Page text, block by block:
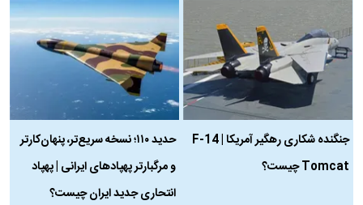
جنگنده شکاری رهگیر آمریکا | F-14
Tomcat چیست؟
حدید ۱۱۰؛ نسخه سریع‌تر، پنهان‌کارتر
و مرگبارتر پهپادهای ایرانی | پهپاد
انتحاری جدید ایران چیست؟